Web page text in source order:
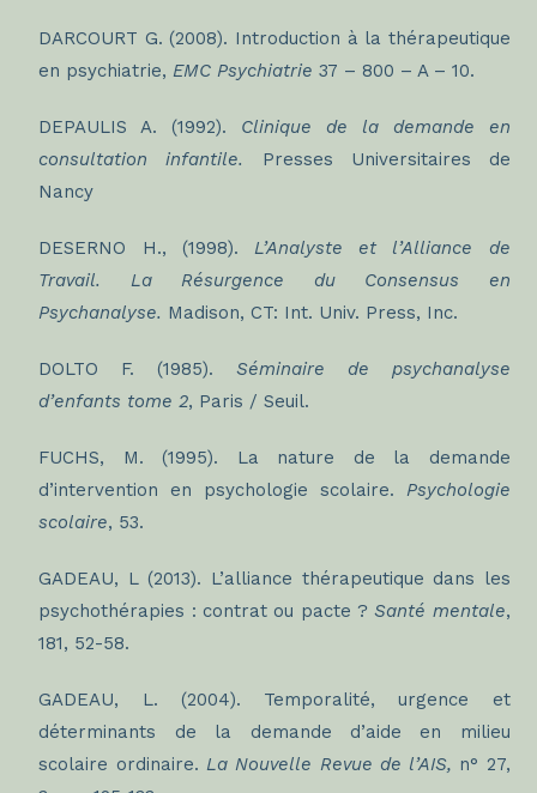
DARCOURT G. (2008). Introduction à la thérapeutique
en psychiatrie,EMC Psychiatrie 37 – 800 – A – 10.
DEPAULIS A. (1992). Clinique de la demande en
consultation infantile.
Presses Universitaires de
Nancy
DESERNO H., (1998). L’Analyste et l’Alliance de
Travail. La Résurgence du Consensus en
Psychanalyse. Madison, CT: Int. Univ. Press, Inc.
DOLTO F. (1985). Séminaire de psychanalyse
d’enfants tome 2, Paris / Seuil.
FUCHS, M. (1995). La nature de la demande
d’intervention en psychologie scolaire. Psychologie
scolaire, 53.
GADEAU, L (2013). L’alliance thérapeutique dans les
psychothérapies : contrat ou pacte ? Santé mentale,
181, 52-58.
GADEAU, L. (2004). Temporalité, urgence et
déterminants de la demande d’aide en milieu
scolaire ordinaire. La Nouvelle Revue de l’AIS, n° 27,